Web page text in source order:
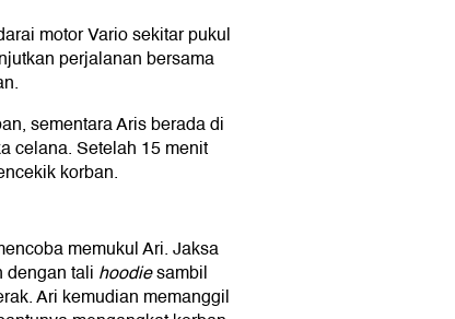
motor Vario sekitar pukul
perjalanan bersama
sementara Aris berada di
celana. Setelah 15 menit
korban.
memukul Ari. Jaksa
dengan tali hoodiesambil
Ari kemudian memanggil